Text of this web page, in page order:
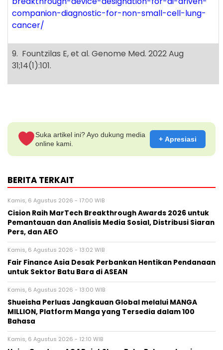
companion-diagnostic-for-non-small-cell-lung-
cancer/
9. Fountzilas E, et al. Genome Med. 2022 Aug
31;14(1):101.
Suka artikel ini? Ayo dukung media
online kami.
+ Apresiasi
BERITA TERKAIT
Kamis, 6 Agustus 2026 - 17:00 WIB
Cision Raih MarTech Breakthrough Awards 2026 untuk
Pemantauan dan Analisis Media Sosial, Distribusi Siaran
Pers, dan AEO
Kamis, 6 Agustus 2026 - 13:02 WIB
Fair Finance Asia Desak Perbankan Hentikan Pendanaan
untuk Sektor Batu Bara di ASEAN
Kamis, 6 Agustus 2026 - 13:00 WIB
Shueisha Perluas Jangkauan Global melalui MANGA
MILLION, Platform Manga yang Tersedia dalam 100
Bahasa
Kamis, 6 Agustus 2026 - 12:10 WIB